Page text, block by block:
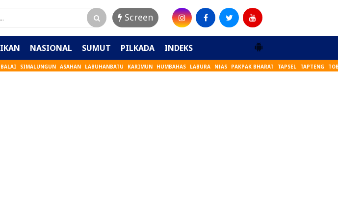
Screen
NASIONAL SUMUT PILKADA INDEKS
SIMALUNGUN ASAHAN LABUHANBATU KARIMUN HUMBAHAS LABURA NIAS PAKPAK BHARAT TAPSEL TAPTENG